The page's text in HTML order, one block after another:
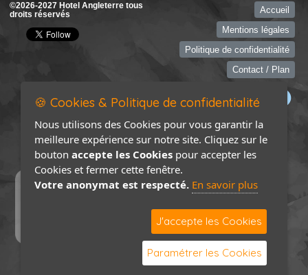
©2026-2027 Hotel Angleterre tous
droits réservés
Accueil
Mentions légales
Politique de confidentialité
Contact / Plan
🍪 Cookies & Politique de confidentialité
Nous utilisons des Cookies pour vous garantir la
meilleure expérience sur notre site. Cliquez sur le
bouton accepte les Cookies pour accepter les
Cookies et fermer cette fenêtre.
Votre anonymat est respecté. En savoir plus
J'accepte les Cookies
Paramétrer les Cookies